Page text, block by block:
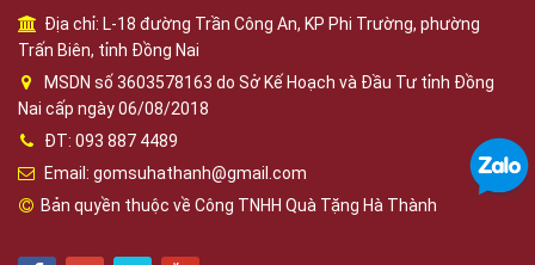
Địa chỉ: L-18 đường Trần Công An, KP Phi Trường, phường
Trấn Biên, tỉnh Đồng Nai
MSDN số 3603578163 do Sở Kế Hoạch và Đầu Tư tỉnh Đồng
Nai cấp ngày 06/08/2018
ĐT: 093 887 4489
Email: gomsuhathanh@gmail.com
Bản quyền thuộc về Công TNHH Quà Tặng Hà Thành